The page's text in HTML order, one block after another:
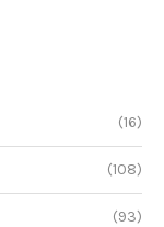
(16)
(108)
(93)